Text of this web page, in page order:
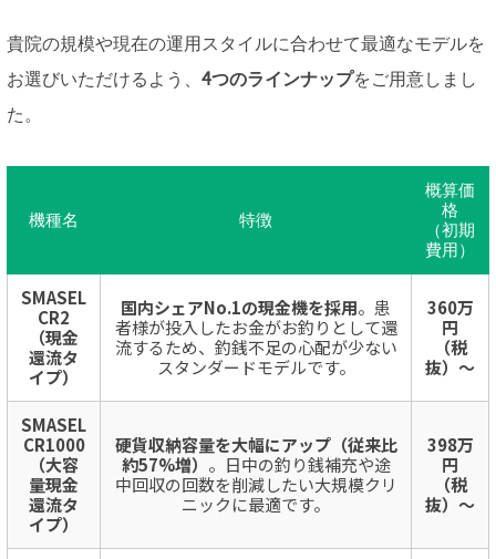
貴院の規模や現在の運用スタイルに合わせて最適なモデルを
お選びいただけるよう、 4つのラインナップをご用意しまし
た。
機種名 特徴
概算価
格
（初期
費用）
SMASEL
CR2
（現金
還流タ
イプ）
国内シェアNo.1の現金機を採用。患
者様が投入したお金がお釣りとして還
流するため、釣銭不足の心配が少ない
スタンダードモデルです。
360万
円
（税
抜）〜
SMASEL
CR1000
（大容
量現金
還流タ
イプ）
硬貨収納容量を大幅にアップ（従来比
約57%増） 。日中の釣り銭補充や途
中回収の回数を削減したい大規模クリ
ニックに最適です。
398万
円
（税
抜）〜